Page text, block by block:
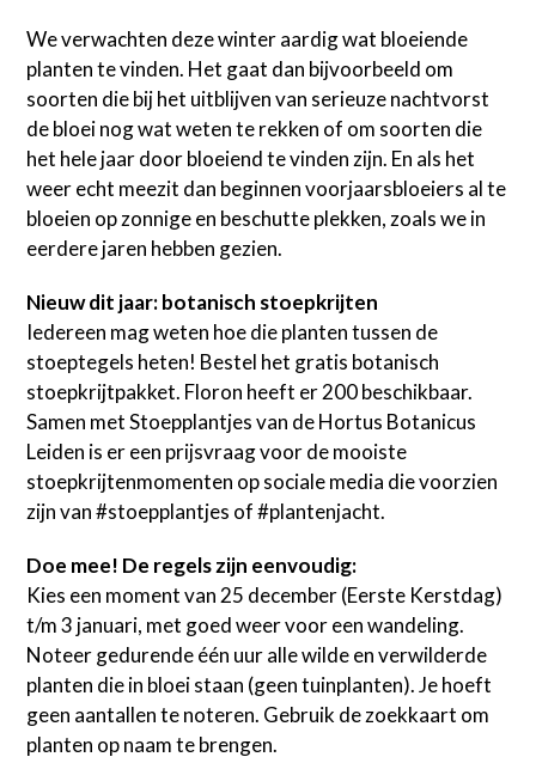
We verwachten deze winter aardig wat bloeiende
planten te vinden. Het gaat dan bijvoorbeeld om
soorten die bij het uitblijven van serieuze nachtvorst
de bloei nog wat weten te rekken of om soorten die
het hele jaar door bloeiend te vinden zijn. En als het
weer echt meezit dan beginnen voorjaarsbloeiers al te
bloeien op zonnige en beschutte plekken, zoals we in
eerdere jaren hebben gezien.
Nieuw dit jaar: botanisch stoepkrijten
Iedereen mag weten hoe die planten tussen de
stoeptegels heten! Bestel het gratis botanisch
stoepkrijtpakket. Floron heeft er 200 beschikbaar.
Samen met Stoepplantjes van de Hortus Botanicus
Leiden is er een prijsvraag voor de mooiste
stoepkrijtenmomenten op sociale media die voorzien
zijn van #stoepplantjes of #plantenjacht.
Doe mee! De regels zijn eenvoudig:
Kies een moment van 25 december (Eerste Kerstdag)
t/m 3 januari, met goed weer voor een wandeling.
Noteer gedurende één uur alle wilde en verwilderde
planten die in bloei staan (geen tuinplanten). Je hoeft
geen aantallen te noteren. Gebruik de zoekkaart om
planten op naam te brengen.